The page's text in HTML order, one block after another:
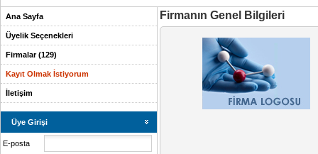
Ana Sayfa
Üyelik Seçenekleri
Firmalar (129)
Kayıt Olmak İstiyorum
İletişim
Üye Girişi
E-posta
Firmanın Genel Bilgileri